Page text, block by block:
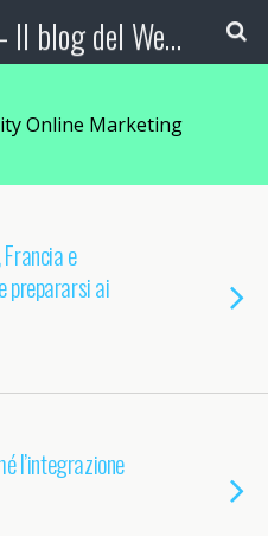
Booking Blog™ - Il blog del Web Marketing Turistico
Online Marketing
e
prepararsi ai
l’integrazione